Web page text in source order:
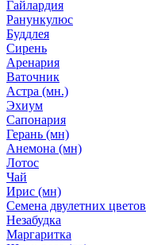
Гайлардия
Ранункулюс
Буддлея
Сирень
Аренария
Ваточник
Астра (мн.)
Эхиум
Сапонария
Герань (мн)
Анемона (мн)
Лотос
Чай
Ирис (мн)
Семена двулетних цветов
Незабудка
Маргаритка